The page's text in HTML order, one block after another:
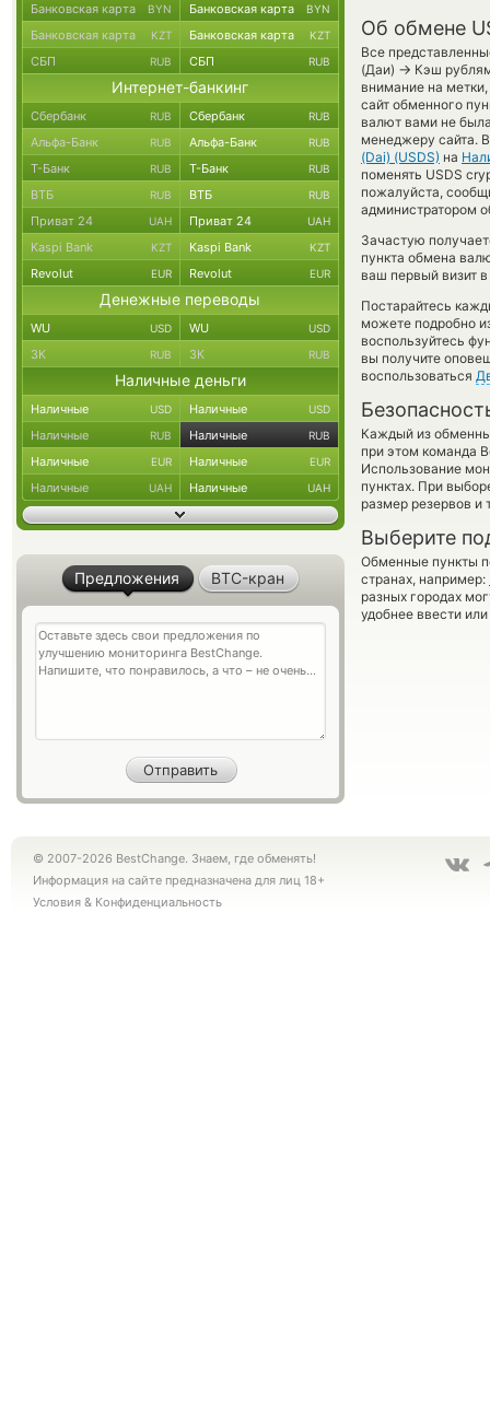
Об обмене
Все
(Даи) → Кэш
внимание на
сайт обменного
валют вами не
менеджеру сайта.
(Dai) (USDS) на
поменять USDS
пожалуйста,
администратором
Зачастую
пункта обмена
ваш первый визит
Постарайтесь
можете подробно
воспользуйтесь
вы получите
воспользоваться
Каждый из
при этом команда
Использование
пунктах. При
размер резервов и
Выберите
Обменные пункты
странах, например:
разных городах
удобнее ввести
Банковская карта BYN Банковская карта BYN
Банковская карта KZT Банковская карта KZT
СБП RUB СБП RUB
Интернет-банкинг
Сбербанк RUB Сбербанк RUB
Альфа-Банк RUB Альфа-Банк RUB
Т-Банк RUB Т-Банк RUB
ВТБ RUB ВТБ RUB
Приват 24 UAH Приват 24 UAH
Kaspi Bank KZT Kaspi Bank KZT
Revolut EUR Revolut EUR
Денежные переводы
WU USD WU USD
ЗК RUB ЗК RUB
Наличные деньги
Наличные USD Наличные USD
Наличные RUB Наличные RUB
Наличные EUR Наличные EUR
Наличные UAH Наличные UAH
Предложения BTC-кран
© 2007-2026 BestChange. Знаем, где обменять!
Информация на сайте предназначена для лиц 18+
Условия & Конфиденциальность